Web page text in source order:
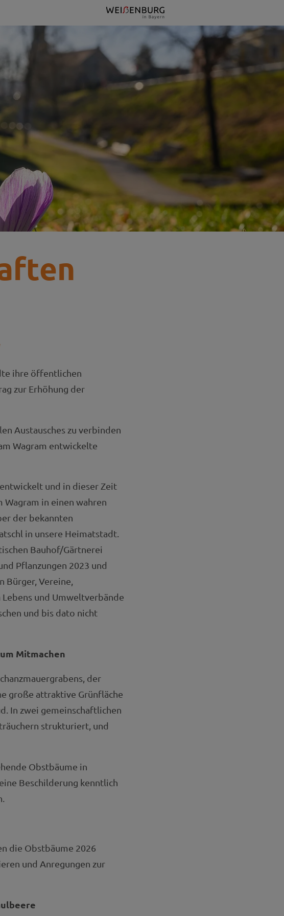
ihre öffentlichen
zur Erhöhung der
Austausches zu verbinden
Wagram entwickelte
und in dieser Zeit
in einen wahren
der bekannten
in unsere Heimatstadt.
Bauhof/Gärtnerei
Pflanzungen 2023 und
Bürger, Vereine,
und Umweltverbände
und bis dato nicht
Mitmachen
der
große attraktive Grünfläche
In zwei gemeinschaftlichen
strukturiert, und
Obstbäume in
Beschilderung kenntlich
die Obstbäume 2026
und Anregungen zur